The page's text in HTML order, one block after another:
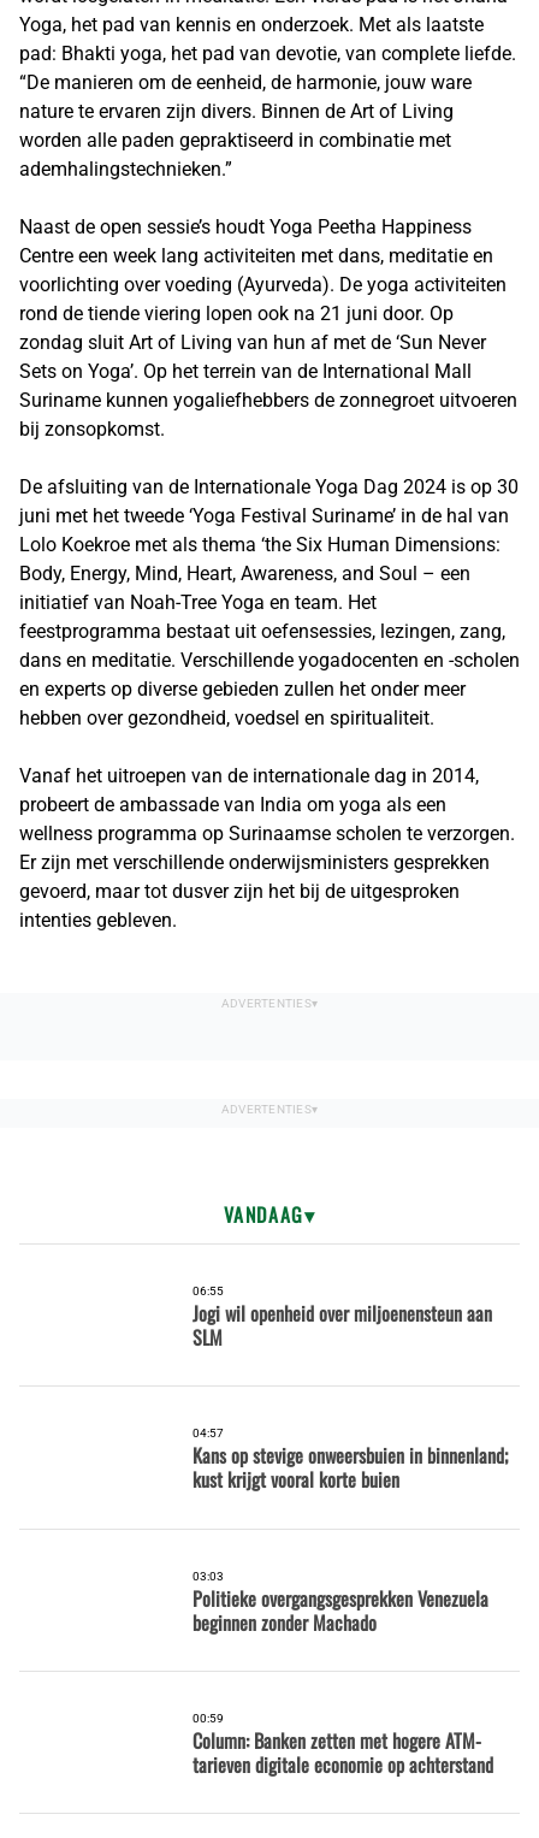
Yoga, het pad van kennis en onderzoek. Met als laatste
pad: Bhakti yoga, het pad van devotie, van complete liefde.
“De manieren om de eenheid, de harmonie, jouw ware
nature te ervaren zijn divers. Binnen de Art of Living
worden alle paden gepraktiseerd in combinatie met
ademhalingstechnieken.”
Naast de open sessie’s houdt Yoga Peetha Happiness
Centre een week lang activiteiten met dans, meditatie en
voorlichting over voeding (Ayurveda). De yoga activiteiten
rond de tiende viering lopen ook na 21 juni door. Op
zondag sluit Art of Living van hun af met de ‘Sun Never
Sets on Yoga’. Op het terrein van de International Mall
Suriname kunnen yogaliefhebbers de zonnegroet uitvoeren
bij zonsopkomst.
De afsluiting van de Internationale Yoga Dag 2024 is op 30
juni met het tweede ‘Yoga Festival Suriname’ in de hal van
Lolo Koekroe met als thema ‘the Six Human Dimensions:
Body, Energy, Mind, Heart, Awareness, and Soul – een
initiatief van Noah-Tree Yoga en team. Het
feestprogramma bestaat uit oefensessies, lezingen, zang,
dans en meditatie. Verschillende yogadocenten en -scholen
en experts op diverse gebieden zullen het onder meer
hebben over gezondheid, voedsel en spiritualiteit.
Vanaf het uitroepen van de internationale dag in 2014,
probeert de ambassade van India om yoga als een
wellness programma op Surinaamse scholen te verzorgen.
Er zijn met verschillende onderwijsministers gesprekken
gevoerd, maar tot dusver zijn het bij de uitgesproken
intenties gebleven.
VANDAAG
06:55
Jogi wil openheid over miljoenensteun aan
SLM
04:57
Kans op stevige onweersbuien in binnenland;
kust krijgt vooral korte buien
03:03
Politieke overgangsgesprekken Venezuela
beginnen zonder Machado
00:59
Column: Banken zetten met hogere ATM-
tarieven digitale economie op achterstand